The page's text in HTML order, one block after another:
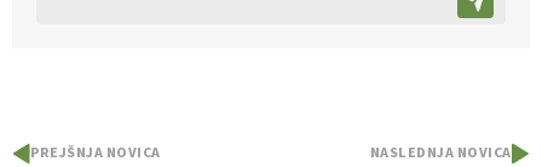
PREJŠNJA NOVICA NASLEDNJA NOVICA